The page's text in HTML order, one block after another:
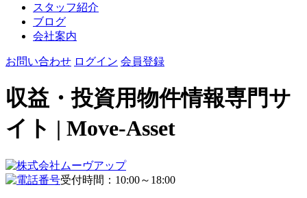
スタッフ紹介
ブログ
会社案内
お問い合わせ ログイン 会員登録
収益・投資用物件情報専門サ
イト | Move-Asset
受付時間：10:00～18:00